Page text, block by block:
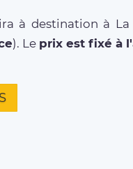
à destination à La
). Le prix est fixé à